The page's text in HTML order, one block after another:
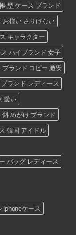
型 ケース ブランド
お揃い さりげない
キャラクター
ハイブランド 女子
ブランド コピー 激安
ランド レディース
愛い
斜 めがけ ブランド
韓国 アイドル
バッグ レディース
iphoneケース